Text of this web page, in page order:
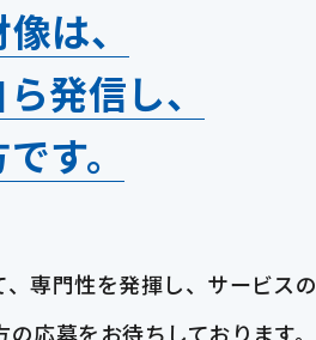
は、
発信し、
す。
専門性を発揮し、サービスの
応募をお待ちしております。